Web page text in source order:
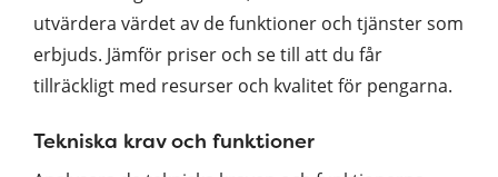
utvärdera värdet av de funktioner och tjänster som
erbjuds. Jämför priser och se till att du får
tillräckligt med resurser och kvalitet för pengarna.
Tekniska krav och funktioner